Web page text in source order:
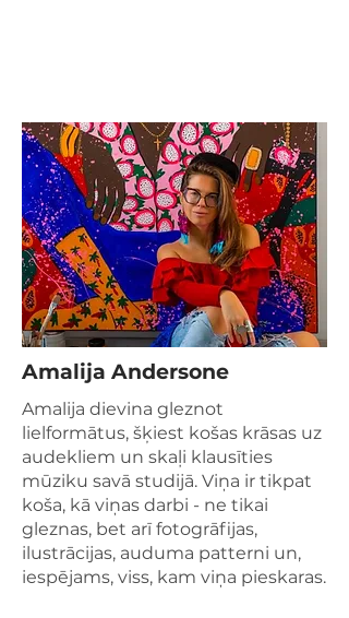
Amalija Andersone
Amalija dievina gleznot
lielformātus, šķiest košas krāsas uz
audekliem un skaļi klausīties
mūziku savā studijā. Viņa ir tikpat
koša, kā viņas darbi - ne tikai
gleznas, bet arī fotogrāfijas,
ilustrācijas, auduma patterni un,
iespējams, viss, kam viņa pieskaras.